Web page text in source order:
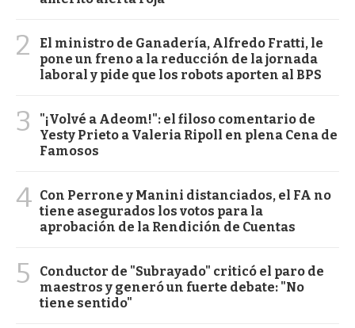
2
El ministro de Ganadería, Alfredo Fratti, le
pone un freno a la reducción de la jornada
laboral y pide que los robots aporten al BPS
3
"¡Volvé a Adeom!": el filoso comentario de
Yesty Prieto a Valeria Ripoll en plena Cena de
Famosos
4 Con Perrone y Manini distanciados, el FA no
tiene asegurados los votos para la
aprobación de la Rendición de Cuentas
5
Conductor de "Subrayado" criticó el paro de
maestros y generó un fuerte debate: "No
tiene sentido"